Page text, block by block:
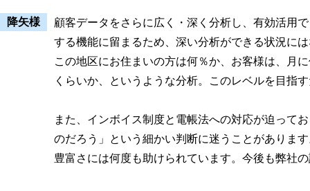
降矢様
顧客データをさらに広く・深く分析し、有効活用
する機能に留まるため、深い分析ができる状況に
この地区にお住まいの方は何％か、お客様は、月
くらいか、というような分析。このレベルを目指
また、インボイス制度と電帳法への対応が迫って
のだろう」という細かい判断に迷うことがありま
豊富さには何度も助けられています。今後も弊社